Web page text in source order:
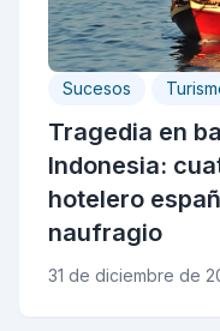
Sucesos
Tragedia en
Indonesia:
hotelero
naufragio
31 de diciembre de